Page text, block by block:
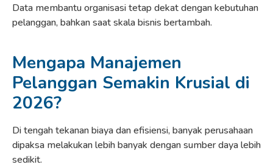
Data membantu organisasi tetap dekat dengan kebutuhan
pelanggan, bahkan saat skala bisnis bertambah.
Mengapa Manajemen
Pelanggan Semakin Krusial di
2026?
Di tengah tekanan biaya dan efisiensi, banyak perusahaan
dipaksa melakukan lebih banyak dengan sumber daya lebih
sedikit.